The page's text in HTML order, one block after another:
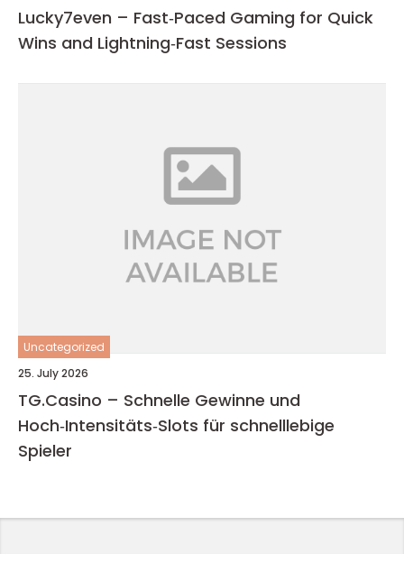
Lucky7even – Fast‑Paced Gaming for Quick
Wins and Lightning‑Fast Sessions
Uncategorized
25. July 2026
TG.Casino – Schnelle Gewinne und
Hoch‑Intensitäts‑Slots für schnelllebige
Spieler